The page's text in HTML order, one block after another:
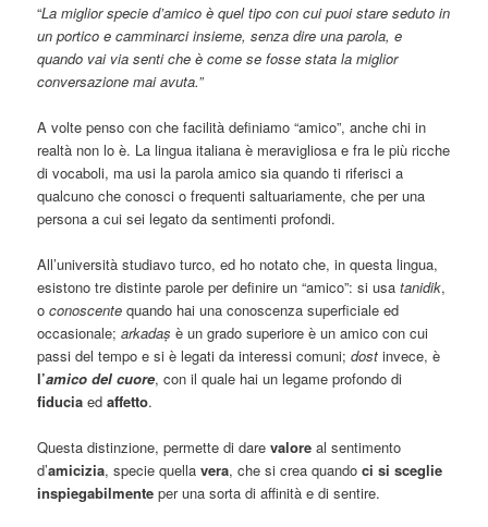
“La miglior specie d’amico è quel tipo con cui puoi stare seduto in
un portico e camminarci insieme, senza dire una parola, e
quando vai via senti che è come se fosse stata la miglior
conversazione mai avuta.”
A volte penso con che facilità definiamo “amico”, anche chi in
realtà non lo è. La lingua italiana è meravigliosa e fra le più ricche
di vocaboli, ma usi la parola amico sia quando ti riferisci a
qualcuno che conosci o frequenti saltuariamente, che per una
persona a cui sei legato da sentimenti profondi.
All’università studiavo turco, ed ho notato che, in questa lingua,
esistono tre distinte parole per definire un “amico”: si usatanidik,
oconoscente quando hai una conoscenza superficiale ed
occasionale;arkadaș è un grado superiore è un amico con cui
passi del tempo e si è legati da interessi comuni;dost invece, è
l’amico del cuore, con il quale hai un legame profondo di
fiducia edaffetto.
Questa distinzione, permette di darevalore al sentimento
d’amicizia, specie quellavera, che si crea quandoci si sceglie
inspiegabilmente per una sorta di affinità e di sentire.